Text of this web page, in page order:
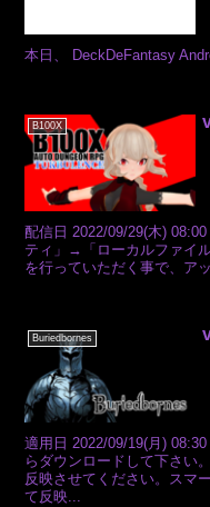
本日、 DeckDeFantasy
B100X
配信日 2022/09/29(木)
ティ」→「ローカルファイ
を行っていただく事で、ア
Buriedbornes
適用日 2022/09/19(月)
らダウンロードして下さい
反映させてください。スマ
て反映...